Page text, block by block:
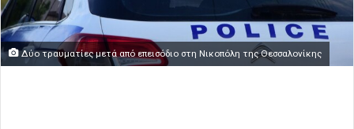
Δύο τραυματίες μετά από επεισόδιο στη Νικοπόλη της Θεσσαλονίκης